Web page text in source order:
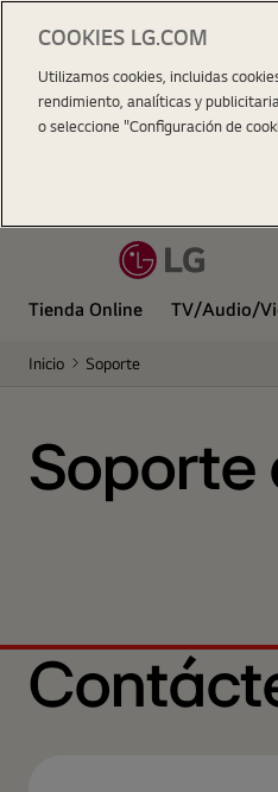
Tienda Online TV/Audio/
Inicio Soporte
Soporte
COOKIES LG.COM
Utilizamos cookies, incluidas
rendimiento, analíticas y
o seleccione "Configuración de